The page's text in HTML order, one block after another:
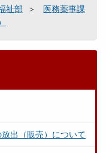
祉部
医務薬事課
出（販売）について